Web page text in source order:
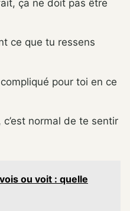
ça ne doit pas être
ce que tu ressens
pour toi en ce
normal de te sentir
ou voit : quelle